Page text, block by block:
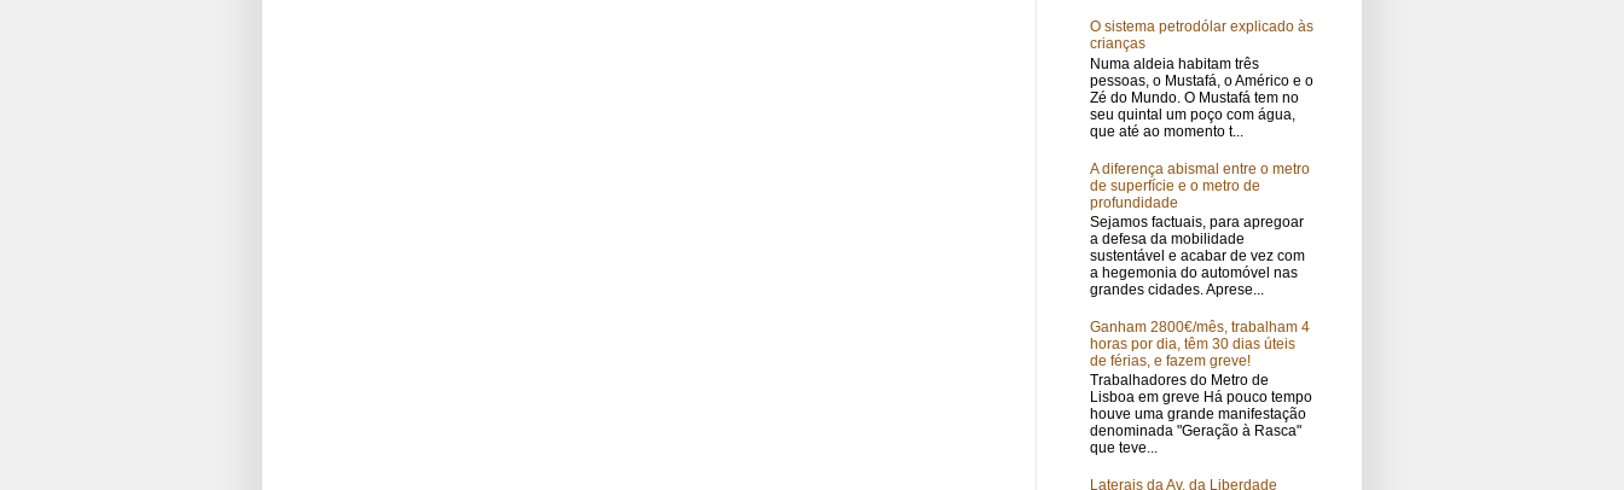
O sistema petrodólar explicado às
crianças
Numa aldeia habitam três
pessoas, o Mustafá, o Américo e o
Zé do Mundo. O Mustafá tem no
seu quintal um poço com água,
que até ao momento t...
A diferença abismal entre o metro
de superfície e o metro de
profundidade
Sejamos factuais, para apregoar
a defesa da mobilidade
sustentável e acabar de vez com
a hegemonia do automóvel nas
grandes cidades. Aprese...
Ganham 2800€/mês, trabalham 4
horas por dia, têm 30 dias úteis
de férias, e fazem greve!
Trabalhadores do Metro de
Lisboa em greve Há pouco tempo
houve uma grande manifestação
denominada "Geração à Rasca"
que teve...
Laterais da Av. da Liberdade